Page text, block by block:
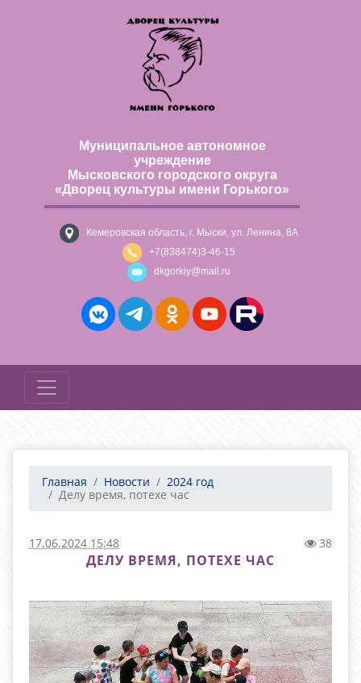
Муниципальное автономное
учреждение
Мысковского городского округа
«Дворец культуры имени Горького»
Кемеровская область, г. Мыски, ул. Ленина, 8А
+7(838474)3-46-15
dkgorkiy@mail.ru
Главная Новости
2024 год
Делу время, потехе час
17.06.2024 15:48 38
ДЕЛУ ВРЕМЯ, ПОТЕХЕ ЧАС